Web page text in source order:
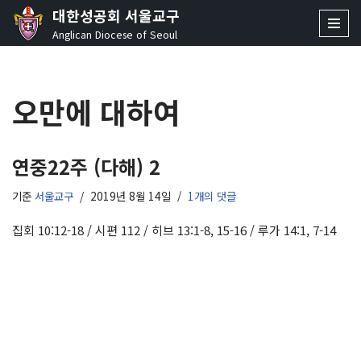
콘
로
건
뛰
기
대한성공회 서울교구
Anglican Diocese of Seoul
오만에 대하여
연중22주 (다해) 2
기준 서울교구 2019년 8월 14일 1개의 댓글
집회 10:12-18 / 시편 112 / 히브 13:1-8, 15-16 / 루가 14:1, 7-14